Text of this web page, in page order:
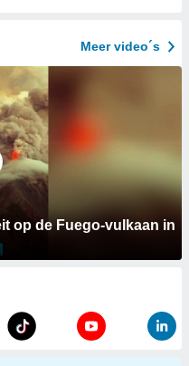
Meer video´s
op de Fuego-vulkaan in